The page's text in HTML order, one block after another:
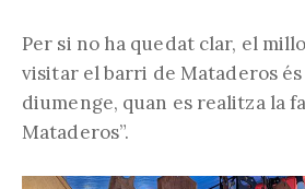
Per si no ha quedat clar, el
visitar el barri de Mataderos
diumenge, quan es realitza la
Mataderos”.